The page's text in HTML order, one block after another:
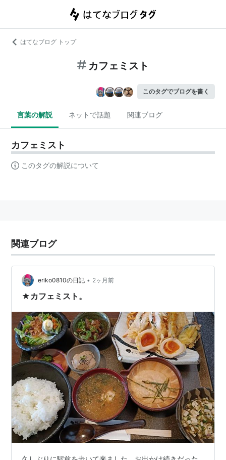
はてなブログ トップ
カフェミスト
このタグでブログを書く
言葉の解説 ネットで話題 関連ブログ
カフェミスト
このタグの解説について
関連ブログ
eriko0810の日記 • 2ヶ月前
★カフェミスト。